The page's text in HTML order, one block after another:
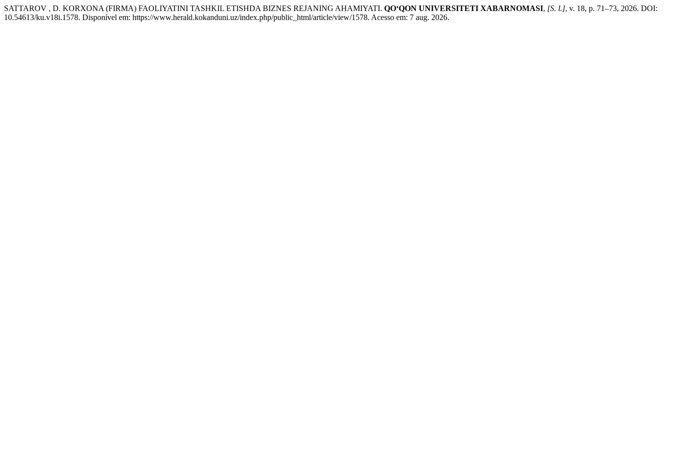
SATTAROV , D. KORXONA (FIRMA) FAOLIYATINI TASHKIL ETISHDA BIZNES REJANING AHAMIYATI. QO‘QON UNIVERSITETI XABARNOMASI, [S. l.], v. 18, p. 71–73, 2026. DOI:
10.54613/ku.v18i.1578. Disponível em: https://www.herald.kokanduni.uz/index.php/public_html/article/view/1578. Acesso em: 7 aug. 2026.